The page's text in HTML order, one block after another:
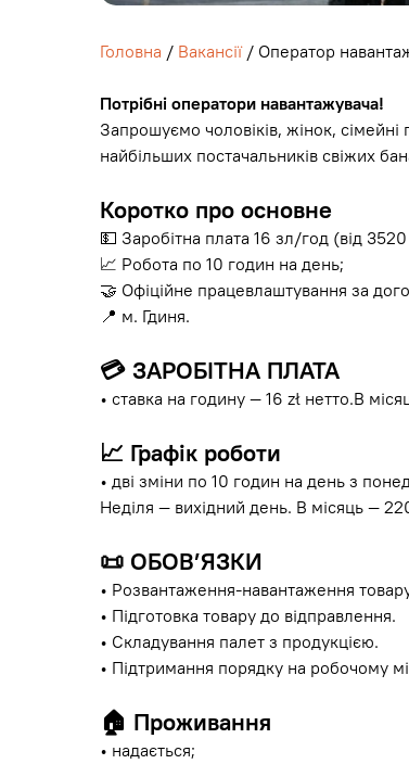
Головна / Вакансії/ Оператор
Потрібні оператори навантажувача!
Запрошуємо чоловіків, жінок,
найбільших постачальників свіжих
Коротко про основне
💵 Заробітна плата 16 зл/год (від
📈 Робота по 10 годин на день;
🤝 Офіційне працевлаштування за
📍 м. Гдиня.
💳 ЗАРОБІТНА ПЛАТА
• ставка на годину — 16 zł нетто.В
📈 Графік роботи
• дві зміни по 10 годин на день з
Неділя — вихідний день. В місяць —
📜 ОБОВ’ЯЗКИ
• Розвантаження-навантаження
• Підготовка товару до відправлення.
• Складування палет з продукцією.
• Підтримання порядку на робочому
🏠 Проживання
• надається;